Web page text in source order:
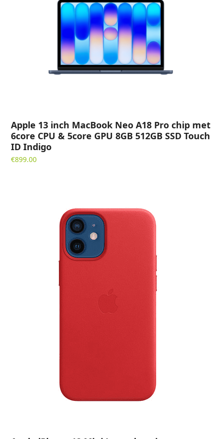
Apple 13 inch MacBook Neo A18 Pro chip met
6core CPU & 5core GPU 8GB 512GB SSD Touch
ID Indigo
€899.00